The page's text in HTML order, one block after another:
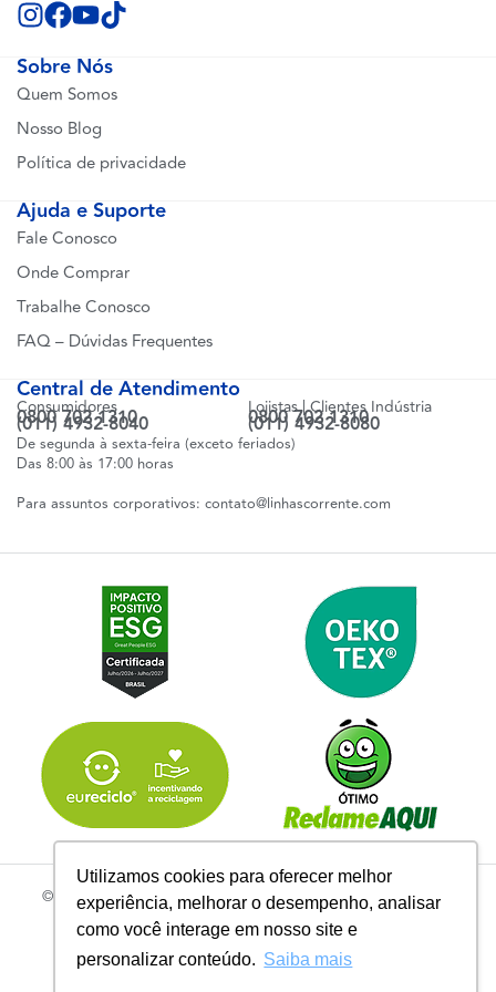
Utilizamos cookies para oferecer melhor
experiência, melhorar o desempenho, analisar
como você interage em nosso site e
personalizar conteúdo. Saiba mais
Sobre Nós
Quem Somos
Nosso Blog
Política de privacidade
Ajuda e Suporte
Fale Conosco
Onde Comprar
Trabalhe Conosco
FAQ – Dúvidas Frequentes
Central de Atendimento
Consumidores
0800 702 1310
(011) 4932-8040
Lojistas | Clientes Indústria
0800 702 1310
(011) 4932-8080
De segunda à sexta-feira (exceto feriados)
Das 8:00 às 17:00 horas
Para assuntos corporativos: contato@linhascorrente.com
© 2026 | Todos os Direitos Reservados Linhas Corrente - CNPJ
61.148.052/0001-02
R. do Manifesto, 705 - Ipiranga, São Paulo - SP, 04209-000